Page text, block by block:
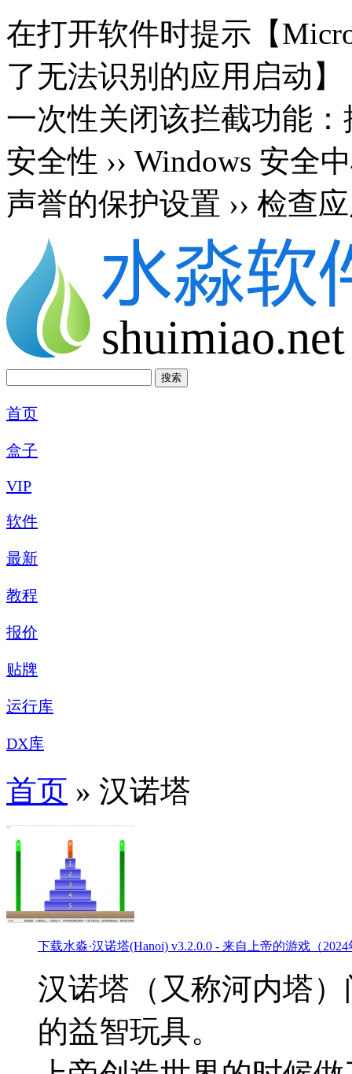
在打开软件时提示【
了无法识别的应用启动
一次性关闭该拦截功能：
安全性 ›› Windows 安全
声誉的保护设置 ›› 检查
shuimiao.net
首页
盒子
VIP
软件
最新
教程
报价
贴牌
运行库
DX库
首页 » 汉诺塔
下载水淼·汉诺塔(Hanoi) v3.2.0.0 - 来自上帝的游戏（
汉诺塔（又称河内塔
的益智玩具。